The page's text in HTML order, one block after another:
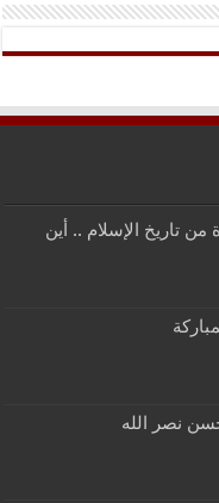
من تاريخ الإسلام .. أين
نصر الله